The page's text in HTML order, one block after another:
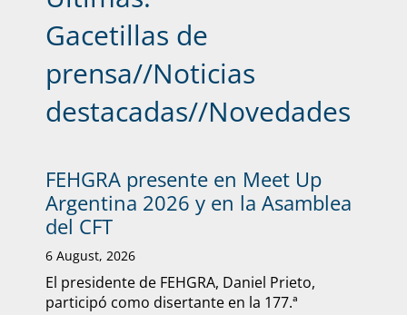
Gacetillas de
prensa//Noticias
destacadas//Novedades
FEHGRA presente en Meet Up
Argentina 2026 y en la Asamblea
del CFT
6 August, 2026
El presidente de FEHGRA, Daniel Prieto,
participó como disertante en la 177.ª